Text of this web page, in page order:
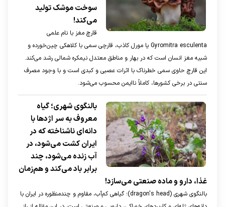
سوخت موشک تولید
می‌کند!
قارچ مغز با نام علمی
Gyromitra esculenta یا مورل کاذب، قارچی سمی با کلاهکی چین‌خورده و
شبیه مغز انسان است که در بهار و مناطق معتدل نیمکره شمالی رشد می‌کند.
این قارچ حاوی سمی خطرناک با اثرات عصبی و کبدی است و با وجود مصرف
سنتی در برخی کشورها، کاملاً ناایمن محسوب می‌شود.
بالنگوی شهری؛ گیاه
معروف به سر اژدها با
دانه‌ای ناشناخته که در
ایران کشت می‌شود، در
آب زنده می‌شود، چند
برابر باد می‌کند و هم‌زمان
غذا، دارو و ماده صنعتی می‌سازد!
بالنگوی شهری (dragon's head)؛ گیاهی کم‌آب، مقاوم و چندمنظوره در ایران با